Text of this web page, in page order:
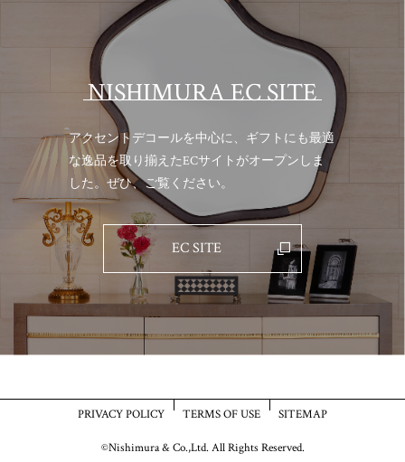
NISHIMURA EC SITE
アクセントデコールを中心に、ギフトにも最適
な逸品を取り揃えたECサイトがオープンしま
した。ぜひ、ご覧ください。
EC SITE
©Nishimura & Co.,Ltd. All Rights Reserved.
PRIVACY POLICY TERMS OF USE SITEMAP